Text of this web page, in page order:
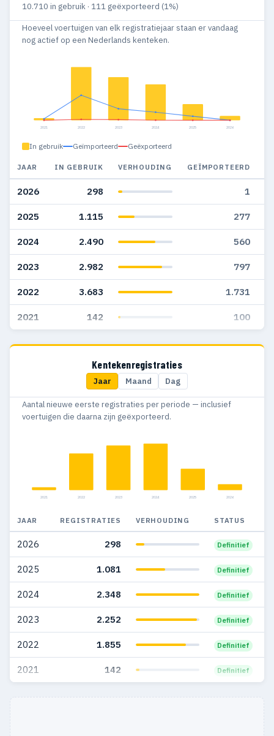
10.710 in gebruik · 111 geëxporteerd (1%)
Hoeveel voertuigen van elk registratiejaar staan er vandaag
nog actief op een Nederlands kenteken.
2021 2022 2023 2024 2025 2026
In gebruik Geïmporteerd Geëxporteerd
JAAR IN GEBRUIK VERHOUDING GEÏMPORTEERD
2026 298 1
2025 1.115 277
2024 2.490 560
2023 2.982 797
2022 3.683 1.731
2021 142 100
Kentekenregistraties
Jaar Maand Dag
Aantal nieuwe eerste registraties per periode — inclusief
voertuigen die daarna zijn geëxporteerd.
2021 2022 2023 2024 2025 2026
JAAR REGISTRATIES VERHOUDING STATUS
2026 298 Definitief
2025 1.081 Definitief
2024 2.348 Definitief
2023 2.252 Definitief
2022 1.855 Definitief
2021 142 Definitief